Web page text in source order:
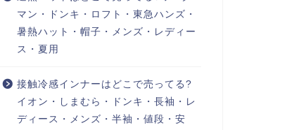
マン・ドンキ・ロフト・東急ハンズ・
暑熱ハット・帽子・メンズ・レディー
ス・夏用
接触冷感インナーはどこで売ってる?
イオン・しまむら・ドンキ・長袖・レ
ディース・メンズ・半袖・値段・安